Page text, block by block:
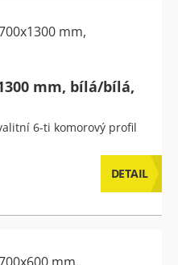
mm, bílá/bílá,
6-ti komorový profil
DETAIL